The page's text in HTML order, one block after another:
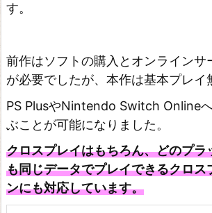
v
e
c
o
k
e
す。
前作はソフトの購入とオンラインサ
が必要でしたが、本作は基本プレイ
PS PlusやNintendo Switch Online
ぶことが可能になりました。
クロスプレイはもちろん、どのプラ
も同じデータでプレイできるクロス
ンにも対応しています。